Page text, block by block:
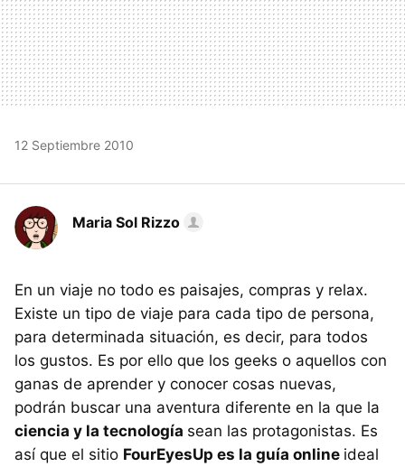
12 Septiembre 2010
Maria Sol Rizzo
En un viaje no todo es paisajes, compras y relax.
Existe un tipo de viaje para cada tipo de persona,
para determinada situación, es decir, para todos
los gustos. Es por ello que los geeks o aquellos con
ganas de aprender y conocer cosas nuevas,
podrán buscar una aventura diferente en la que la
ciencia y la tecnología sean las protagonistas. Es
así que el sitio FourEyesUp es la guía online ideal